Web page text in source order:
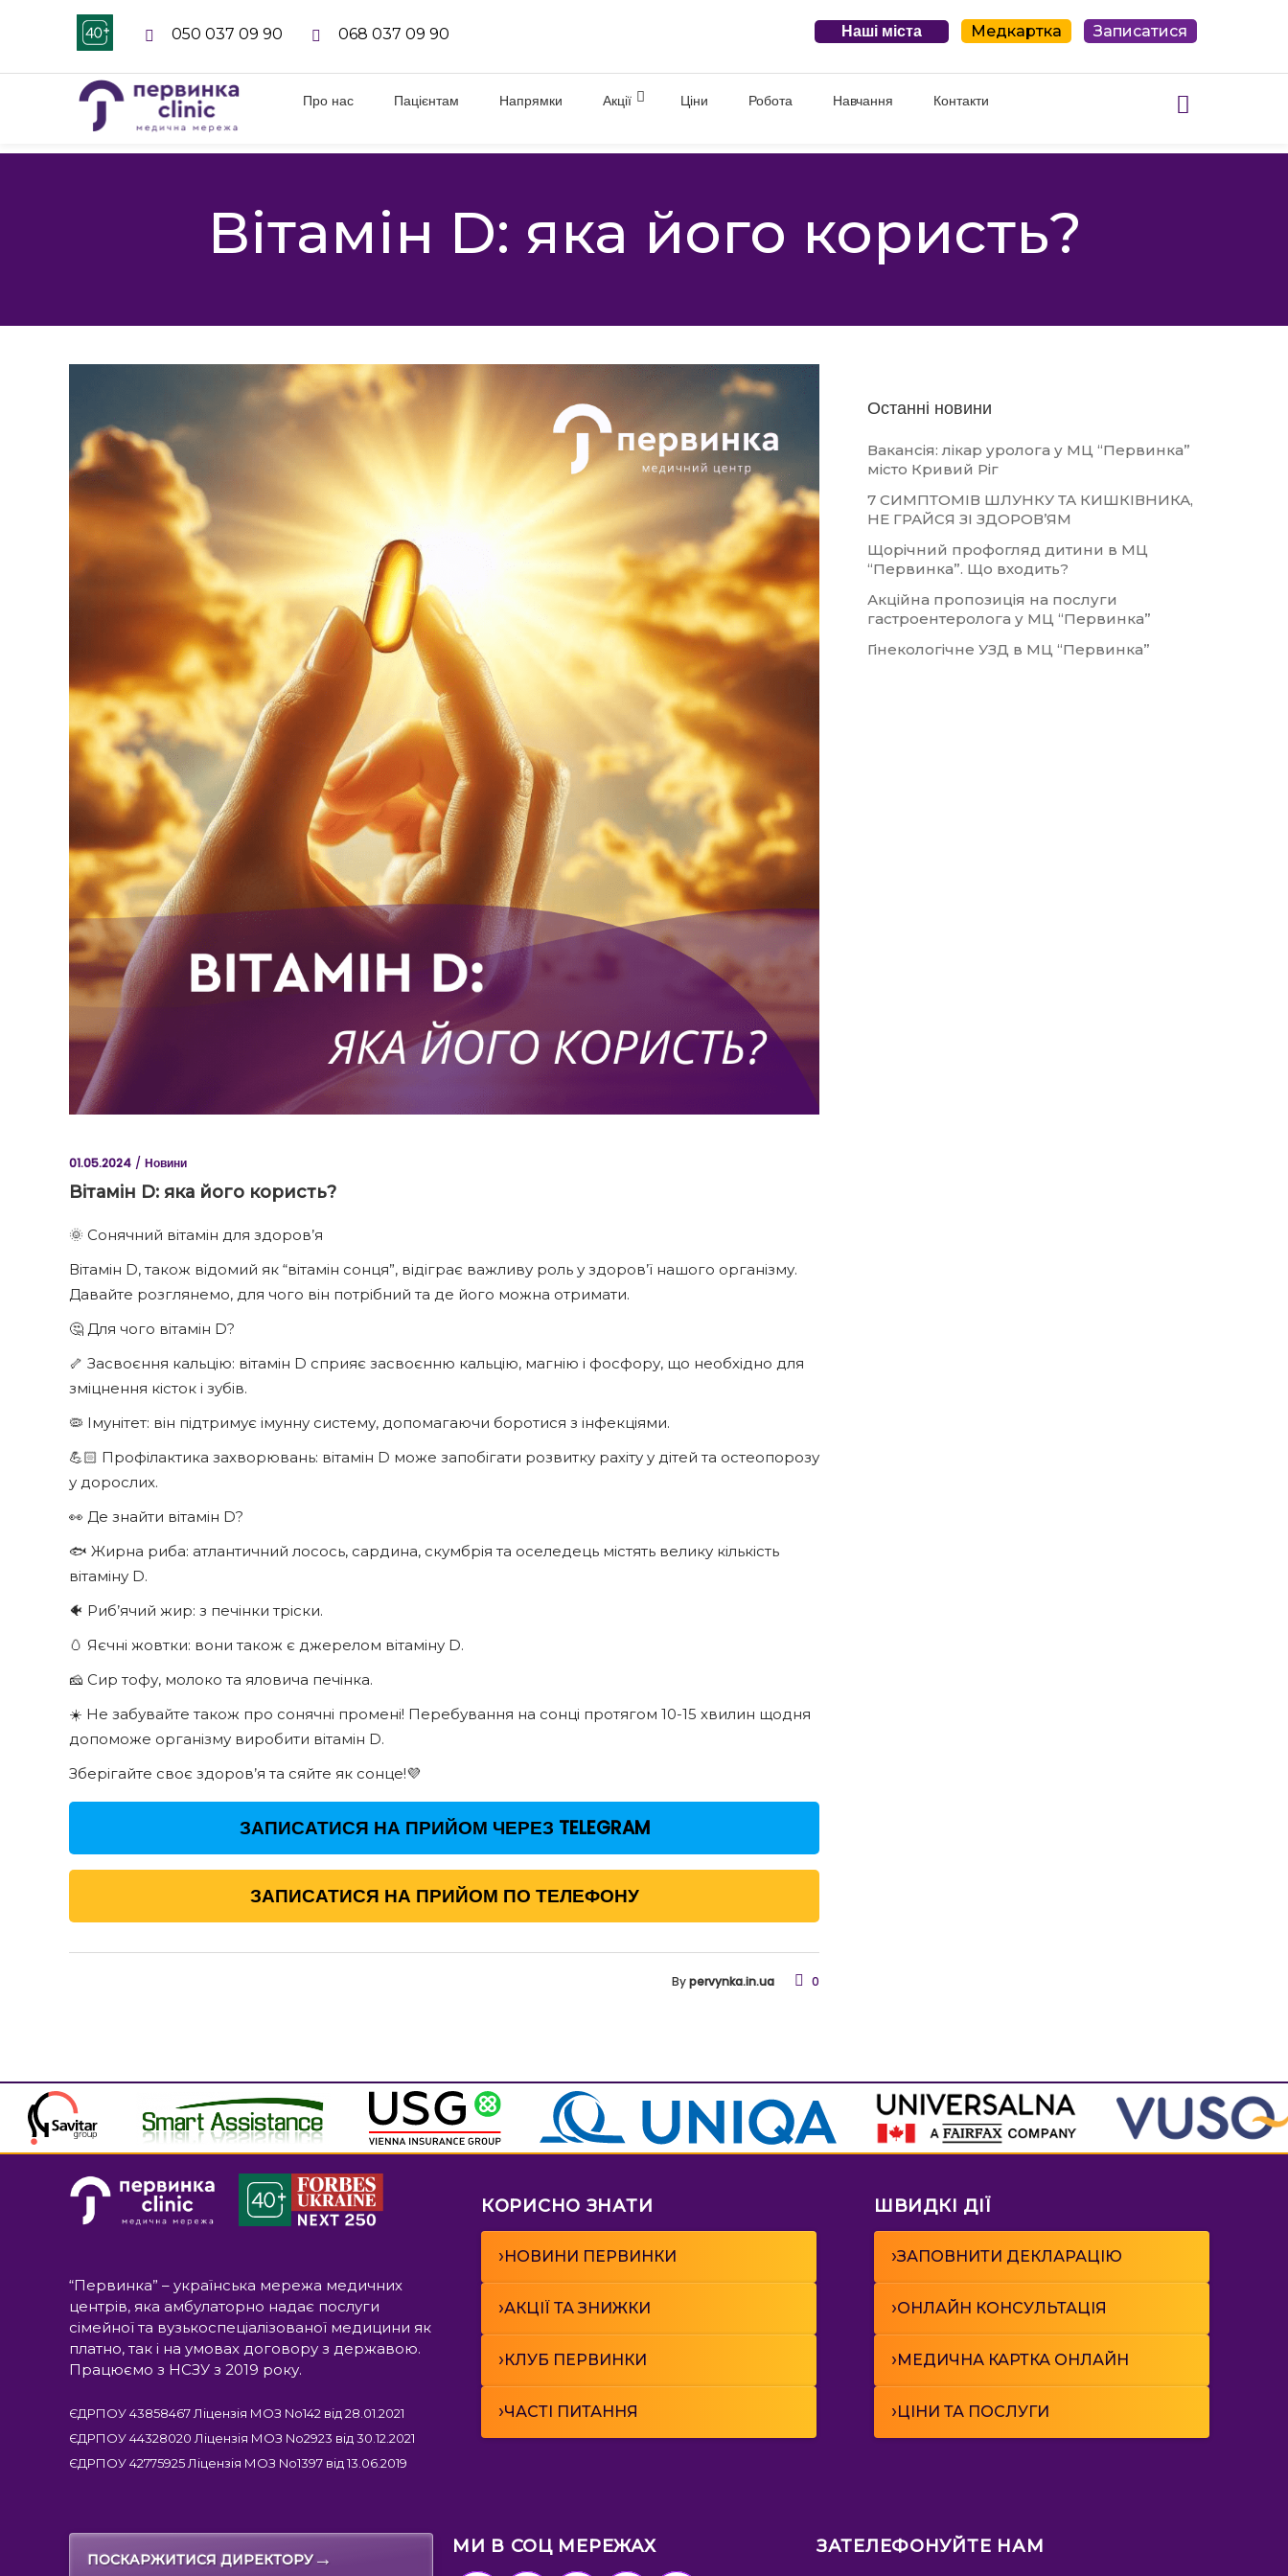
050 037 09 90 068 037 09 90 Наші міста Медкартка Записатися
Про нас Пацієнтам Напрямки Акції Ціни Робота Навчання Контакти
Вітамін D: яка його користь?
01.05.2024 Новини
Вітамін D: яка його користь?
🌞 Сонячний вітамін для здоров’я
Вітамін D, також відомий як “вітамін сонця”, відіграє важливу роль у здоров’ї нашого організму.
Давайте розглянемо, для чого він потрібний та де його можна отримати.
🤔 Для чого вітамін D?
🦴 Засвоєння кальцію: вітамін D сприяє засвоєнню кальцію, магнію і фосфору, що необхідно для
зміцнення кісток і зубів.
🦠 Імунітет: він підтримує імунну систему, допомагаючи боротися з інфекціями.
💪🏻 Профілактика захворювань: вітамін D може запобігати розвитку рахіту у дітей та остеопорозу
у дорослих.
👀 Де знайти вітамін D?
🐟 Жирна риба: атлантичний лосось, сардина, скумбрія та оселедець містять велику кількість
вітаміну D.
🐠 Риб’ячий жир: з печінки тріски.
🥚 Яєчні жовтки: вони також є джерелом вітаміну D.
🧀 Сир тофу, молоко та яловича печінка.
☀️ Не забувайте також про сонячні промені! Перебування на сонці протягом 10-15 хвилин щодня
допоможе організму виробити вітамін D.
Зберігайте своє здоров’я та сяйте як сонце!💜
ЗАПИСАТИСЯ НА ПРИЙОМ ЧЕРЕЗ TELEGRAM
ЗАПИСАТИСЯ НА ПРИЙОМ ПО ТЕЛЕФОНУ
Bypervynka.in.ua 0
Останні новини
Вакансія: лікар уролога у МЦ “Первинка”
місто Кривий Ріг
7 СИМПТОМІВ ШЛУНКУ ТА КИШКІВНИКА,
НЕ ГРАЙСЯ ЗІ ЗДОРОВ’ЯМ
Щорічний профогляд дитини в МЦ
“Первинка”. Що входить?
Акційна пропозиція на послуги
гастроентеролога у МЦ “Первинка”
Гінекологічне УЗД в МЦ “Первинка”
“Первинка” – українська мережа медичних
центрів, яка амбулаторно надає послуги
сімейної та вузькоспеціалізованої медицини як
платно, так і на умовах договору з державою.
Працюємо з НСЗУ з 2019 року.
ЄДРПОУ 43858467 Ліцензія МОЗ No142 від 28.01.2021
ЄДРПОУ 44328020 Ліцензія МОЗ No2923 від 30.12.2021
ЄДРПОУ 42775925 Ліцензія МОЗ No1397 від 13.06.2019
КОРИСНО ЗНАТИ
› НОВИНИ ПЕРВИНКИ
›АКЦІЇ ТА ЗНИЖКИ
› КЛУБ ПЕРВИНКИ
›ЧАСТІ ПИТАННЯ
ШВИДКІ ДІЇ
›ЗАПОВНИТИ ДЕКЛАРАЦІЮ
›ОНЛАЙН КОНСУЛЬТАЦІЯ
› МЕДИЧНА КАРТКА ОНЛАЙН
› ЦІНИ ТА ПОСЛУГИ
ПОСКАРЖИТИСЯ ДИРЕКТОРУ→
МИ В СОЦ МЕРЕЖАХ ЗАТЕЛЕФОНУЙТЕ НАМ